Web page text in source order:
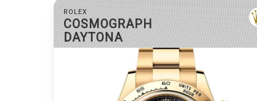
ROLEX
COSMOGRAPH
DAYTONA